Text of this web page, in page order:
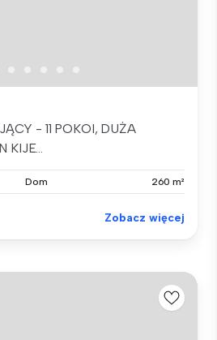
- 11 POKOI, DUŻA
KIJE...
Dom 260 m²
Zobacz więcej